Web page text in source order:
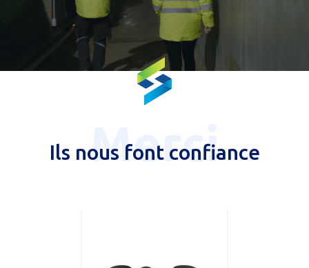
Ils nous font confiance
Merci